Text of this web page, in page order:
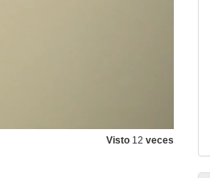
Visto 12 veces